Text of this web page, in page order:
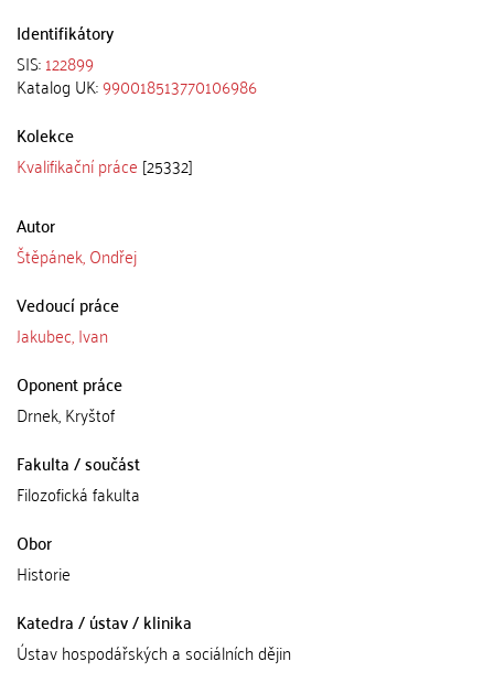
Identifikátory
SIS:122899
Katalog UK:990018513770106986
Kolekce
Kvalifikační práce [25332]
Autor
Štěpánek, Ondřej
Vedoucí práce
Jakubec, Ivan
Oponent práce
Drnek, Kryštof
Fakulta / součást
Filozofická fakulta
Obor
Historie
Katedra / ústav / klinika
Ústav hospodářských a sociálních dějin